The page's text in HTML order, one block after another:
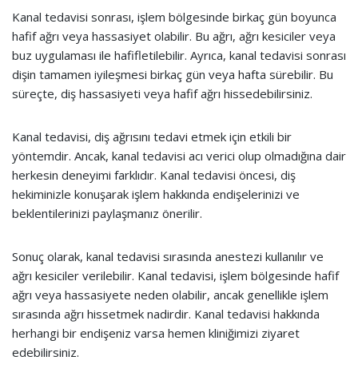
Kanal tedavisi sonrası, işlem bölgesinde birkaç gün boyunca
hafif ağrı veya hassasiyet olabilir. Bu ağrı, ağrı kesiciler veya
buz uygulaması ile hafifletilebilir. Ayrıca, kanal tedavisi sonrası
dişin tamamen iyileşmesi birkaç gün veya hafta sürebilir. Bu
süreçte, diş hassasiyeti veya hafif ağrı hissedebilirsiniz.
Kanal tedavisi, diş ağrısını tedavi etmek için etkili bir
yöntemdir. Ancak, kanal tedavisi acı verici olup olmadığına dair
herkesin deneyimi farklıdır. Kanal tedavisi öncesi, diş
hekiminizle konuşarak işlem hakkında endişelerinizi ve
beklentilerinizi paylaşmanız önerilir.
Sonuç olarak, kanal tedavisi sırasında anestezi kullanılır ve
ağrı kesiciler verilebilir. Kanal tedavisi, işlem bölgesinde hafif
ağrı veya hassasiyete neden olabilir, ancak genellikle işlem
sırasında ağrı hissetmek nadirdir. Kanal tedavisi hakkında
herhangi bir endişeniz varsa hemen kliniğimizi ziyaret
edebilirsiniz.